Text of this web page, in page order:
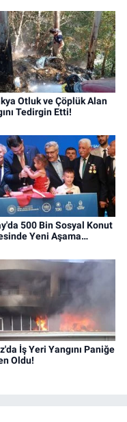
Otluk ve Çöplük Alan
Tedirgin Etti!
500 Bin Sosyal Konut
Yeni Aşama…
İş Yeri Yangını Paniğe
Oldu!